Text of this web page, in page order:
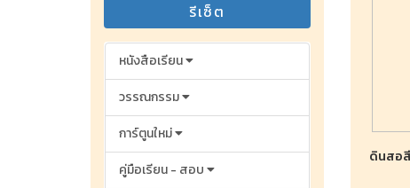
รีเซ็ต
หนังสือเรียน
วรรณกรรม
การ์ตูนใหม่
คู่มือเรียน - สอบ
ดินสอ